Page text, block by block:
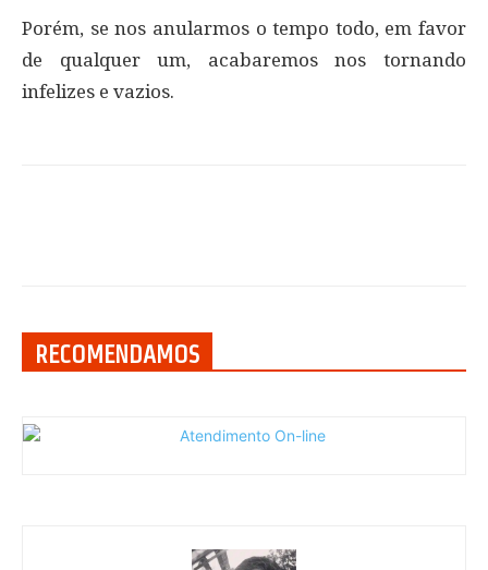
Porém, se nos anularmos o tempo todo, em favor
de qualquer um, acabaremos nos tornando
infelizes e vazios.
RECOMENDAMOS